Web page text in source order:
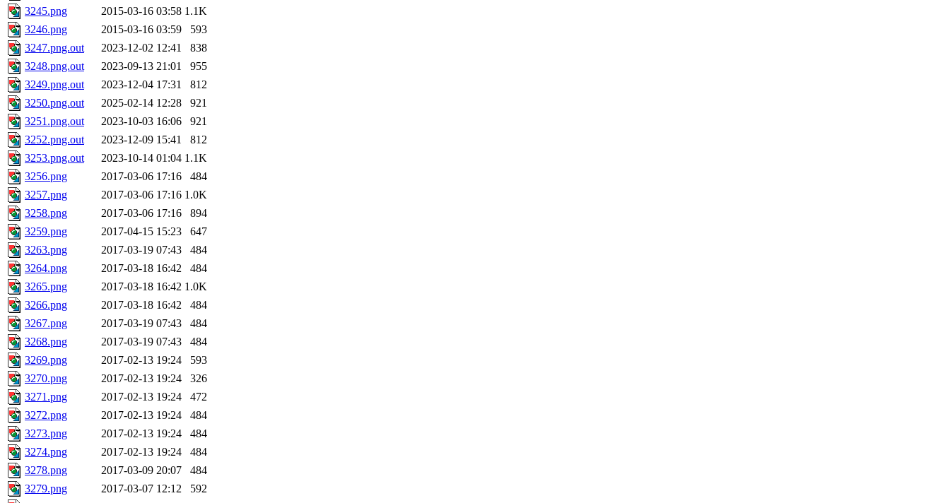
3245.png
2015-03-16 03:58 1.1K
3246.png
2015-03-16 03:59
593
3247.png.out
2023-12-02 12:41
838
3248.png.out
2023-09-13 21:01
955
3249.png.out
2023-12-04 17:31
812
3250.png.out
2025-02-14 12:28
921
3251.png.out
2023-10-03 16:06
921
3252.png.out
2023-12-09 15:41
812
3253.png.out
2023-10-14 01:04 1.1K
3256.png
2017-03-06 17:16
484
3257.png
2017-03-06 17:16 1.0K
3258.png
2017-03-06 17:16
894
3259.png
2017-04-15 15:23
647
3263.png
2017-03-19 07:43
484
3264.png
2017-03-18 16:42
484
3265.png
2017-03-18 16:42 1.0K
3266.png
2017-03-18 16:42
484
3267.png
2017-03-19 07:43
484
3268.png
2017-03-19 07:43
484
3269.png
2017-02-13 19:24
593
3270.png
2017-02-13 19:24
326
3271.png
2017-02-13 19:24
472
3272.png
2017-02-13 19:24
484
3273.png
2017-02-13 19:24
484
3274.png
2017-02-13 19:24
484
3278.png
2017-03-09 20:07
484
3279.png
2017-03-07 12:12
592